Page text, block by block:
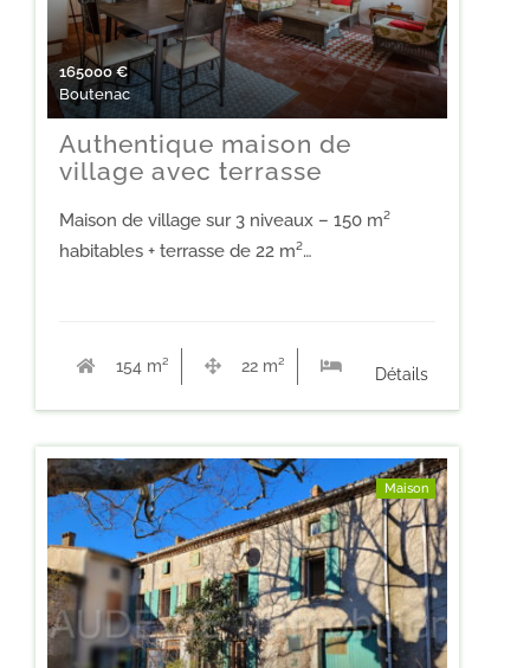
165000€
Boutenac
Authentique maison de
village avec terrasse
Maison de village sur 3 niveaux – 150 m²
habitables + terrasse de 22 m²…
154 m² 22 m² Détails
Maison